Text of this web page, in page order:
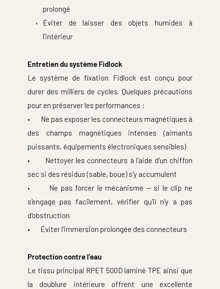
prolongé
Éviter de laisser des objets humides à
l'intérieur
Entretien du système Fidlock
Le système de fixation Fidlock est conçu pour
durer des milliers de cycles. Quelques précautions
pour en préserver les performances :
•       Ne pas exposer les connecteurs magnétiques à
des champs magnétiques intenses (aimants
puissants, équipements électroniques sensibles)
•       Nettoyer les connecteurs à l'aide d'un chiffon
sec si des résidus (sable, boue) s'y accumulent
•       Ne pas forcer le mécanisme — si le clip ne
s'engage pas facilement, vérifier qu'il n'y a pas
d'obstruction
•       Éviter l'immersion prolongée des connecteurs
Protection contre l'eau
Le tissu principal RPET 500D laminé TPE ainsi que
la doublure intérieure offrent une excellente